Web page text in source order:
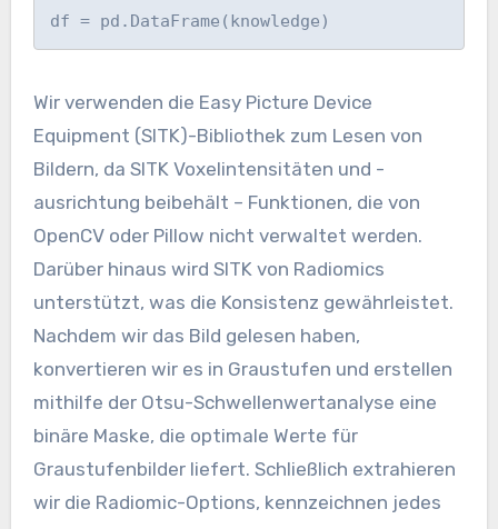
df = pd.DataFrame(knowledge)
Wir verwenden die Easy Picture Device
Equipment (SITK)-Bibliothek zum Lesen von
Bildern, da SITK Voxelintensitäten und -
ausrichtung beibehält – Funktionen, die von
OpenCV oder Pillow nicht verwaltet werden.
Darüber hinaus wird SITK von Radiomics
unterstützt, was die Konsistenz gewährleistet.
Nachdem wir das Bild gelesen haben,
konvertieren wir es in Graustufen und erstellen
mithilfe der Otsu-Schwellenwertanalyse eine
binäre Maske, die optimale Werte für
Graustufenbilder liefert. Schließlich extrahieren
wir die Radiomic-Options, kennzeichnen jedes